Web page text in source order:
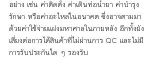
อย่าง เช่น ค่าติดตั้ง ค่าเดินท่อน้ำยา ค่าบำรุง
รักษา หรือค่าอะไหล่ในอนาคต ซึ่งอาจตามมา
ด้วยค่าใช้จ่ายแฝงมหาศาลในภายหลัง อีกทั้งยัง
เสี่ยงต่อการได้สินค้าที่ไม่ผ่านการ QC และไม่มี
การรับประกันใด ๆ รองรับ